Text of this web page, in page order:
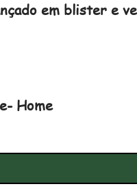
em blister e
Home